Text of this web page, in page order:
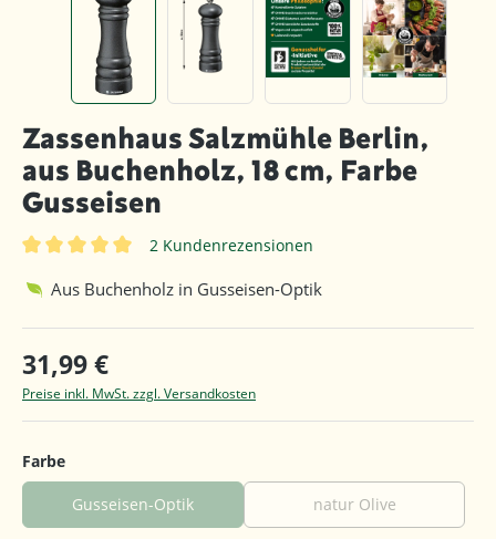
Zassenhaus Salzmühle Berlin,
aus Buchenholz, 18 cm, Farbe
Gusseisen
2 Kundenrezensionen
Aus Buchenholz in Gusseisen-Optik
31,99 €
Preise inkl. MwSt. zzgl. Versandkosten
Farbeauswählen
Gusseisen-Optik natur Olive